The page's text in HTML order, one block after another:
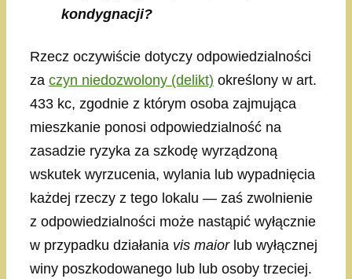
kondygnacji?
Rzecz oczywiście dotyczy odpowiedzialności
za czyn niedozwolony (delikt) określony w art.
433 kc, zgodnie z którym osoba zajmująca
mieszkanie ponosi odpowiedzialność na
zasadzie ryzyka za szkodę wyrządzoną
wskutek wyrzucenia, wylania lub wypadnięcia
każdej rzeczy z tego lokalu — zaś zwolnienie
z odpowiedzialności może nastąpić wyłącznie
w przypadku działania vis maiorlub wyłącznej
winy poszkodowanego lub lub osoby trzeciej.